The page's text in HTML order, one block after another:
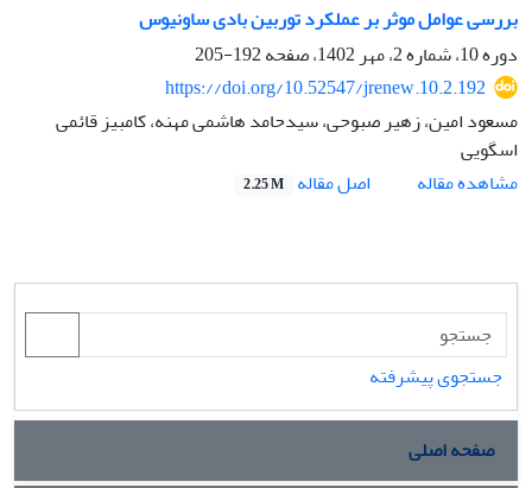
بررسی عوامل موثر بر عملکرد توربین بادی ساونیوس
دوره 10، شماره 2، مهر 1402، صفحه
192-205
https://doi.org/10.52547/jrenew.10.2.192
مسعود امین، زهیر صبوحی، سیدحامد هاشمی مهنه، کامبیز قائمی
اسگویی
مشاهده مقاله
اصل مقاله 2.25 M
جستجوی پیشرفته
صفحه اصلی